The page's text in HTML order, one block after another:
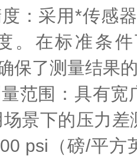
采用*传感器
。在标准条
保了测量结果
围：具有宽
景下的压力
psi（磅/平方